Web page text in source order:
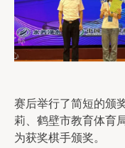
赛后举行了简短的颁
莉、鹤壁市教育体育
为获奖棋手颁奖。